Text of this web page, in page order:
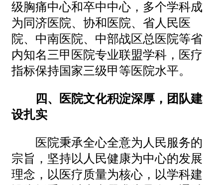
级胸痛中心和卒中中心，多个学科成
为同济医院、协和医院、省人民医
院、中南医院、中部战区总医院等省
内知名三甲医院专业联盟学科，医疗
指标保持国家三级甲等医院水平。
四、医院文化积淀深厚，团队建
设扎实
医院秉承全心全意为人民服务的
宗旨，坚持以人民健康为中心的发展
理念，以医疗质量为核心，以学科建